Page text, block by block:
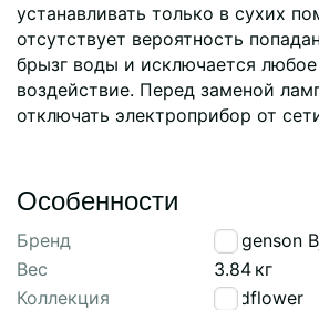
устанавливать только в сухих
отсутствует вероятность
брызг воды и исключается
воздействие. Перед заменой
отключать электроприбор от
Особенности
Бренд
Bergenson
Вес
3.84 кг
Коллекция
Wildflower